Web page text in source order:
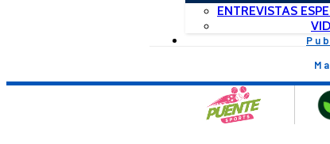
ENTREVISTAS